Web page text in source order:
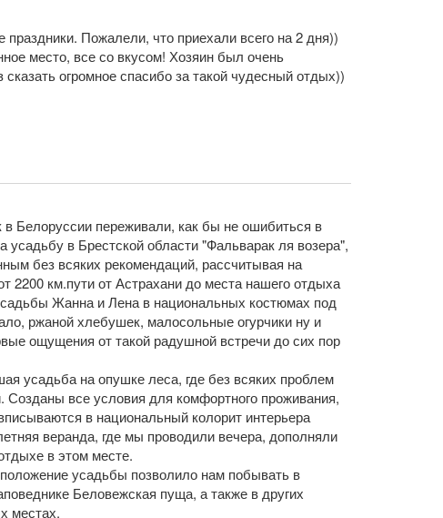
Пожалели, что приехали всего на 2 дня))
место, все со вкусом! Хозяин был очень
огромное спасибо за такой чудесный отдых))
в Белоруссии переживали, как бы не ошибиться в
в Брестской области "Фальварак ля возера",
без всяких рекомендаций, рассчитывая на
2200 км.пути от Астрахани до места нашего отдыха
Жанна и Лена в национальных костюмах под
ржаной хлебушек, малосольные огурчики ну и
ощущения от такой радушной встречи до сих пор
усадьба на опушке леса, где без всяких проблем
Созданы все условия для комфортного проживания,
в национальный колорит интерьера
веранда, где мы проводили вечера, дополняли
в этом месте.
усадьбы позволило нам побывать в
Беловежская пуща, а также в других
местах.